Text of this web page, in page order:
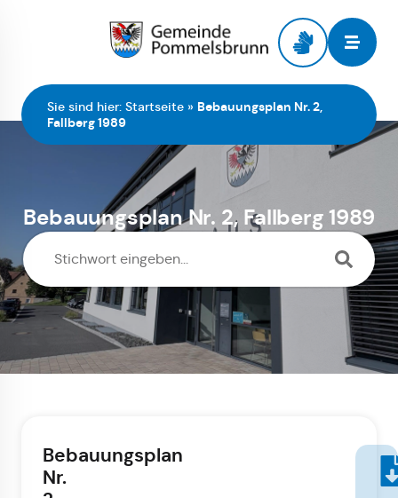
Sie sind hier: Startseite » Bebauungsplan Nr. 2,
Fallberg 1989
Bebauungsplan Nr. 2, Fallberg 1989
Bebauungsplan
Nr.